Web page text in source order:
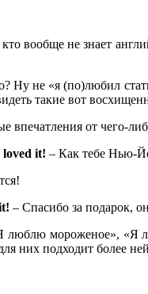
вообще не знает
Ну не «я (по)любил
такие вот
от чего-
it! – Как тебе Нью-
! – Спасибо за подарок,
люблю мороженое»,
них подходит более